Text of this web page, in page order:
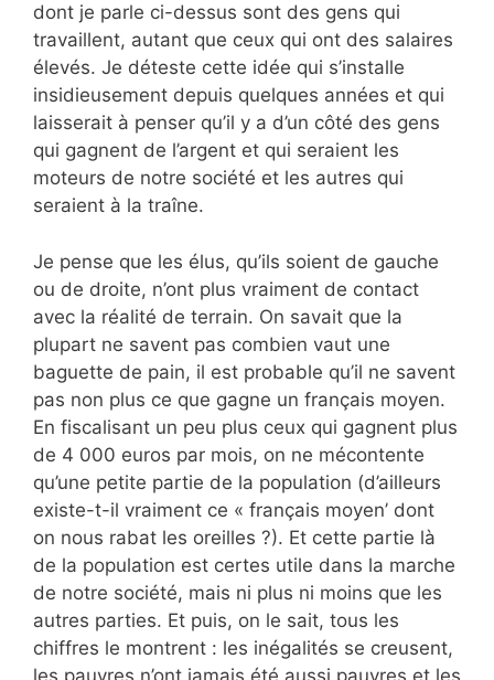
dont je parle ci-dessus sont des gens qui
travaillent, autant que ceux qui ont des salaires
élevés. Je déteste cette idée qui s’installe
insidieusement depuis quelques années et qui
laisserait à penser qu’il y a d’un côté des gens
qui gagnent de l’argent et qui seraient les
moteurs de notre société et les autres qui
seraient à la traîne.
Je pense que les élus, qu’ils soient de gauche
ou de droite, n’ont plus vraiment de contact
avec la réalité de terrain. On savait que la
plupart ne savent pas combien vaut une
baguette de pain, il est probable qu’il ne savent
pas non plus ce que gagne un français moyen.
En fiscalisant un peu plus ceux qui gagnent plus
de 4 000 euros par mois, on ne mécontente
qu’une petite partie de la population (d’ailleurs
existe-t-il vraiment ce « français moyen’ dont
on nous rabat les oreilles ?). Et cette partie là
de la population est certes utile dans la marche
de notre société, mais ni plus ni moins que les
autres parties. Et puis, on le sait, tous les
chiffres le montrent : les inégalités se creusent,
les pauvres n’ont jamais été aussi pauvres et les